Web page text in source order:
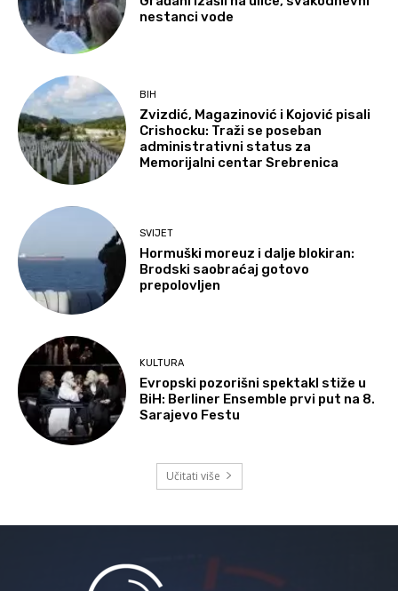
nestanci vode
BIH
Zvizdić, Magazinović i Kojović pisali
Crishocku: Traži se poseban
administrativni status za
Memorijalni centar Srebrenica
SVIJET
Hormuški moreuz i dalje blokiran:
Brodski saobraćaj gotovo
prepolovljen
KULTURA
Evropski pozorišni spektakl stiže u
BiH: Berliner Ensemble prvi put na 8.
Sarajevo Festu
Učitati više